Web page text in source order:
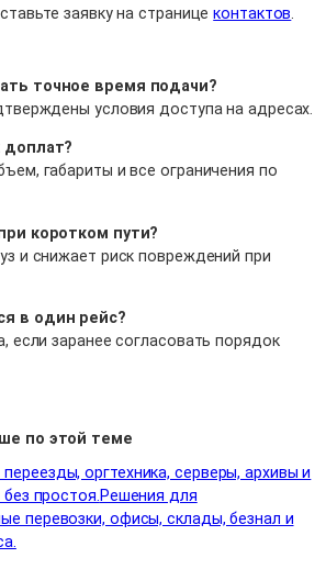
заявку на страницеконтактов
точное время подачи?
условия доступа на адресах.
доплат?
габариты и все ограничения по
коротком пути?
и снижает риск повреждений при
в один рейс?
если заранее согласовать порядок
по этой теме
оргтехника, серверы, архивы и
простоя. Решения для
перевозки, офисы, склады, безнал и